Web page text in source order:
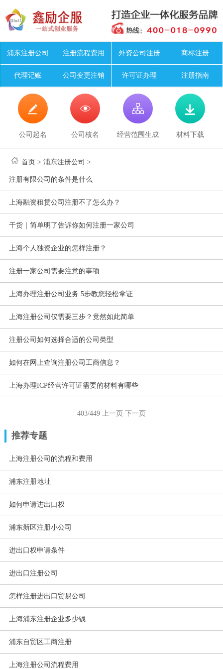
浦东注册公司 注册流程费用 外资公司注册 商标注册
代理记账 公司变更注销 许可证办理 注册指南

公司起名

公司核名

经营范围生成

材料下载
首页 >浦东注册公司 >
注册有限公司的条件是什么
上海融资租赁公司注册不了怎么办？
干货｜简单明了告诉你如何注册一家公司
上海个人独资企业的怎样注册？
注册一家公司需要注意的事项
上海办理注册公司业务 5步教您轻松拿证
上海注册公司仅需要三步？竟然如此简单
注册公司如何选择合适的公司类型
如何在网上查询注册公司工商信息？
上海办理ICP经营许可证需要的材料有哪些
403/449 上一页 下一页
推荐专题
上海注册公司的流程和费用
浦东注册地址
如何申请进出口权
浦东新区注册小公司
进出口权申请条件
进出口注册公司
怎样注册进出口贸易公司
上海浦东注册企业多少钱
浦东自贸区工商注册
上海注册公司流程费用